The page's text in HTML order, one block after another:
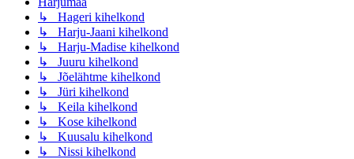
↳ Hageri kihelkond
↳ Harju-Jaani kihelkond
↳ Harju-Madise kihelkond
↳ Juuru kihelkond
↳ Jõelähtme kihelkond
↳ Jüri kihelkond
↳ Keila kihelkond
↳ Kose kihelkond
↳ Kuusalu kihelkond
↳ Nissi kihelkond